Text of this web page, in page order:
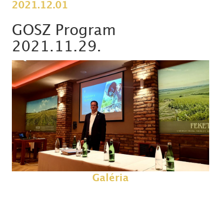
2021.12.01
GOSZ Program
2021.11.29.
Galéria